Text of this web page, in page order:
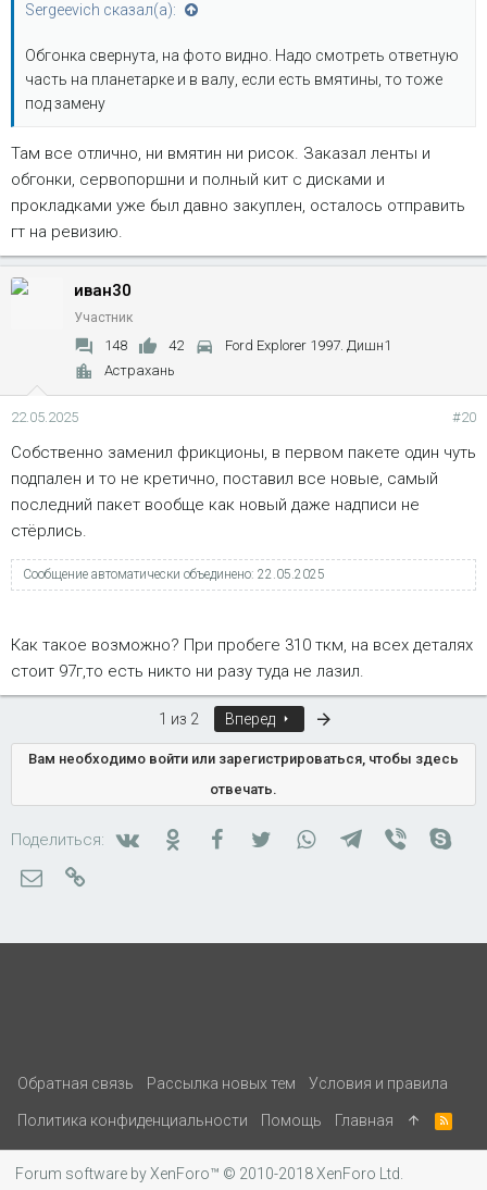
Sergeevich сказал(а):
Обгонка свернута, на фото видно. Надо смотреть ответную
часть на планетарке и в валу, если есть вмятины, то тоже
под замену
Там все отлично, ни вмятин ни рисок. Заказал ленты и
обгонки, сервопоршни и полный кит с дисками и
прокладками уже был давно закуплен, осталось отправить
гт на ревизию.
иван30
Участник
148 42
Ford Explorer 1997. Дишн1
Астрахань
22.05.2025 #20
Собственно заменил фрикционы, в первом пакете один чуть
подпален и то не кретично, поставил все новые, самый
последний пакет вообще как новый даже надписи не
стёрлись.
Сообщение автоматически объединено: 22.05.2025
Как такое возможно? При пробеге 310 ткм, на всех деталях
стоит 97г,то есть никто ни разу туда не лазил.
1 из 2 Вперед
Вам необходимо войти или зарегистрироваться, чтобы здесь
отвечать.
Поделиться: ВконтактеОдноклассники
FacebookTwitterWhatsAppTelegram
Viber
Электронная почта
Обратная связь Рассылка новых тем Условия и правила
Политика конфиденциальности Помощь Главная
R
S
Forum software by XenForo™ © 2010-2018 XenForo Ltd.